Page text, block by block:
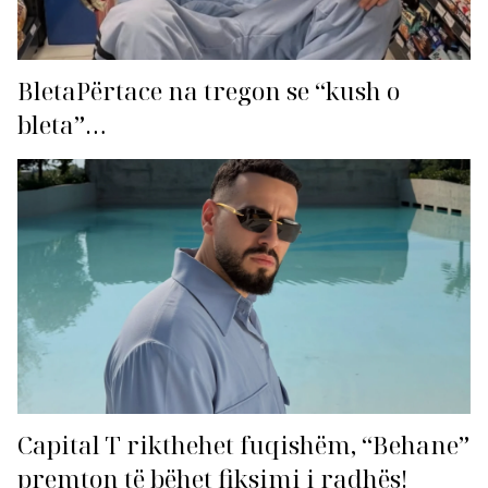
BletaPërtace na tregon se “kush o
bleta”…
Capital T rikthehet fuqishëm, “Behane”
premton të bëhet fiksimi i radhës!